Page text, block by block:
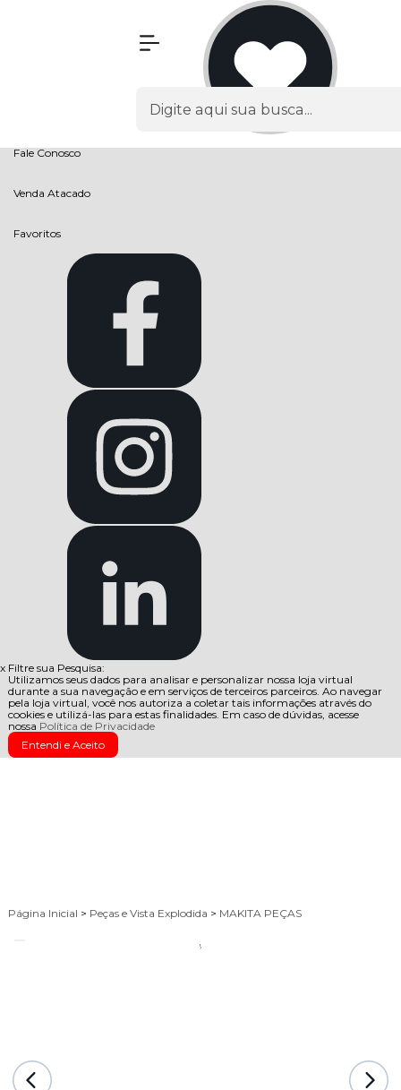
Fale Conosco
Venda Atacado
Favoritos
x Filtre sua Pesquisa:
Utilizamos seus dados para analisar e personalizar nossa loja virtual
durante a sua navegação e em serviços de terceiros parceiros. Ao navegar
pela loja virtual, você nos autoriza a coletar tais informações através do
cookies e utilizá-las para estas finalidades. Em caso de dúvidas, acesse
nossa Política de Privacidade
Entendi e Aceito
Página Inicial > Peças e Vista Explodida > MAKITA PEÇAS